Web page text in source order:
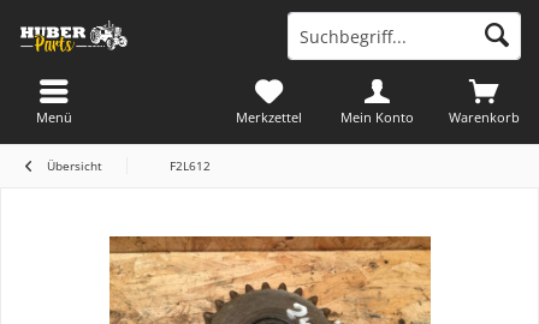
Warenkorb
Merkzettel Mein Konto
Menü
Übersicht F2L612